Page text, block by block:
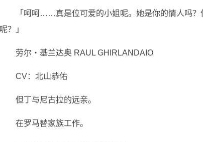
「呵呵……真是位可爱的小姐呢。她是你的情人吗？
呢？」
劳尔‧基兰达奥 RAUL GHIRLANDAIO
CV：北山恭佑
但丁与尼古拉的远亲。
在罗马替家族工作。